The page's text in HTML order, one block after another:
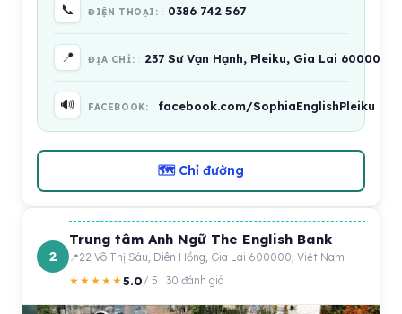
📞 ĐIỆN THOẠI: 0386 742 567
📍 ĐỊA CHỈ: 237 Sư Vạn Hạnh, Pleiku, Gia Lai 600000,
🔊 FACEBOOK: facebook.com/SophiaEnglishPleiku
🗺 Chỉ đường
2
Trung tâm Anh Ngữ The English Bank
22 Võ Thị Sáu, Diên Hồng, Gia Lai 600000, Việt Nam
★★★★★5.0/ 5 · 30 đánh giá